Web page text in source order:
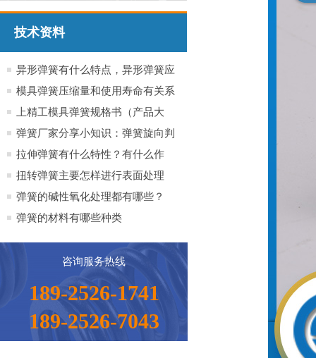
技术资料
异形弹簧有什么特点，异形弹簧应
用于哪些行业产品
模具弹簧压缩量和使用寿命有关系
吗？
上精工模具弹簧规格书（产品大
全）
弹簧厂家分享小知识：弹簧旋向判
定方法小知识
拉伸弹簧有什么特性？有什么作
用？
扭转弹簧主要怎样进行表面处理
弹簧的碱性氧化处理都有哪些？
弹簧的材料有哪些种类
咨询服务热线
189-2526-1741
189-2526-7043